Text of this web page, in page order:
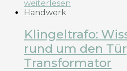
weiterlesen
Handwerk
Klingeltrafo:
rund um den
Transformator